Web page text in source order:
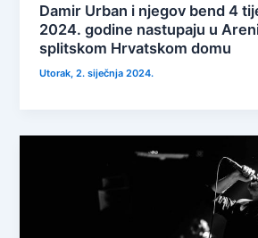
Damir Urban i njegov bend 4
2024. godine nastupaju u
splitskom Hrvatskom domu
Utorak, 2. siječnja 2024.